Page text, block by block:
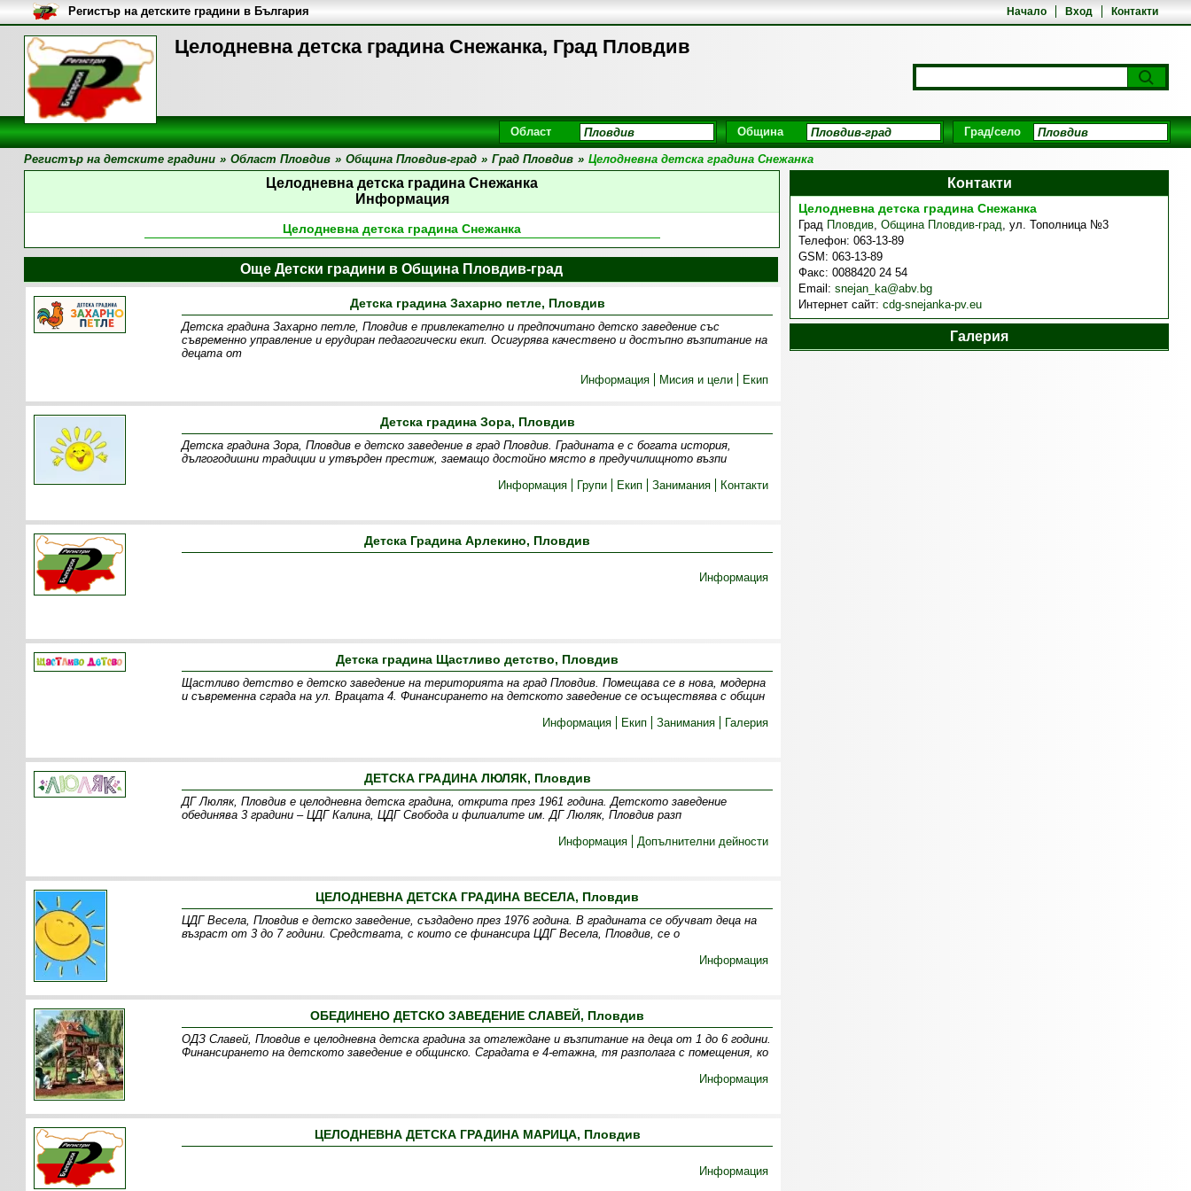
Целодневна детска градина Снежанка, Град Пловдив
Начало Вход Контакти
Регистър на детските градини в България
Област Община Град/село
Регистър на детските градини » Област Пловдив » Община Пловдив-град » Град Пловдив » Целодневна детска градина Снежанка
Целодневна детска градина Снежанка
Информация
Целодневна детска градина Снежанка
Контакти
Целодневна детска градина Снежанка
Град Пловдив, Община Пловдив-град, ул. Тополница №3
Телефон: 063-13-89
GSM: 063-13-89
Факс: 0088420 24 54
Email: snejan_ka@abv.bg
Интернет сайт: cdg-snejanka-pv.eu
Галерия
Още Детски градини в Община Пловдив-град
Детска градина Захарно петле, Пловдив
Детска градина Захарно петле, Пловдив е привлекателно и предпочитано детско заведение със
съвременно управление и ерудиран педагогически екип. Осигурява качествено и достъпно възпитание на
децата от
Информация
Мисия и цели Екип
Детска градина Зора, Пловдив
Детска градина Зора, Пловдив е детско заведение в град Пловдив. Градината е с богата история,
дългогодишни традиции и утвърден престиж, заемащо достойно място в предучилищното възпи
Информация
Групи Екип Занимания Контакти
Детска Градина Арлекино, Пловдив
Информация
Детска градина Щастливо детство, Пловдив
Щастливо детство е детско заведение на територията на град Пловдив. Помещава се в нова, модерна
и съвременна сграда на ул. Врацата 4. Финансирането на детското заведение се осъществява с общин
Информация
Екип Занимания Галерия
ДЕТСКА ГРАДИНА ЛЮЛЯК, Пловдив
ДГ Люляк, Пловдив е целодневна детска градина, открита през 1961 година. Детското заведение
обединява 3 градини – ЦДГ Калина, ЦДГ Свобода и филиалите им. ДГ Люляк, Пловдив разп
Информация
Допълнителни дейности
ЦЕЛОДНЕВНА ДЕТСКА ГРАДИНА ВЕСЕЛА, Пловдив
ЦДГ Весела, Пловдив е детско заведение, създадено през 1976 година. В градината се обучват деца на
възраст от 3 до 7 години. Средствата, с които се финансира ЦДГ Весела, Пловдив, се о
Информация
ОБЕДИНЕНО ДЕТСКО ЗАВЕДЕНИЕ СЛАВЕЙ, Пловдив
ОДЗ Славей, Пловдив е целодневна детска градина за отглеждане и възпитание на деца от 1 до 6 години.
Финансирането на детското заведение е общинско. Сградата е 4-етажна, тя разполага с помещения, ко
Информация
ЦЕЛОДНЕВНА ДЕТСКА ГРАДИНА МАРИЦА, Пловдив
Информация